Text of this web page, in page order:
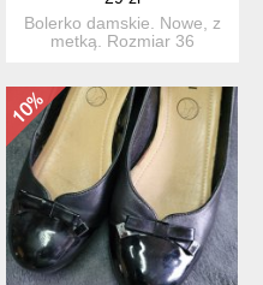
Bolerko damskie. Nowe, z
metką. Rozmiar 36